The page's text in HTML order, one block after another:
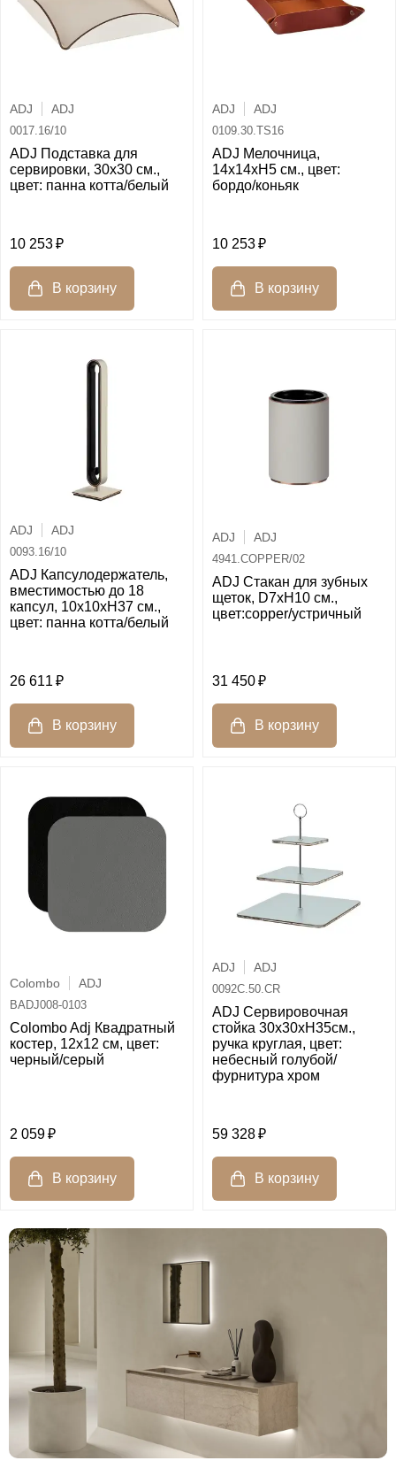
ADJ ADJ
0017.16/10
ADJ Подставка для
сервировки, 30x30 см.,
цвет: панна котта/белый
10 253
ADJ ADJ
0109.30.TS16
ADJ Мелочница,
14x14xH5 см., цвет:
бордо/коньяк
10 253
ADJ ADJ
0093.16/10
ADJ Капсулодержатель,
вместимостью до 18
капсул, 10x10xH37 см.,
цвет: панна котта/белый
26 611
ADJ ADJ
4941.COPPER/02
ADJ Стакан для зубных
щеток, D7xH10 см.,
цвет:copper/устричный
31 450
Colombo ADJ
BADJ008-0103
Colombo Adj Квадратный
костер, 12x12 см, цвет:
черный/серый
2 059
ADJ ADJ
0092C.50.CR
ADJ Сервировочная
стойка 30x30xH35см.,
ручка круглая, цвет:
небесный голубой/
фурнитура хром
59 328